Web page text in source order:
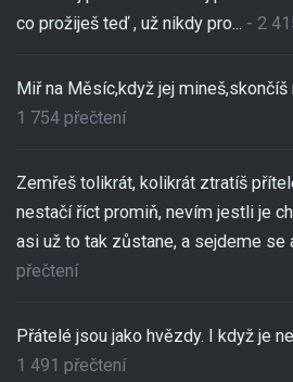
co prožiješ teď , už nikdy pro... - 2
Miř na Měsíc,když jej
1 754 přečtení
Zemřeš tolikrát, kolikrát ztratíš
nestačí říct promiň, nevím jestli je
asi už to tak zůstane, a sejdeme se
přečtení
Přátelé jsou jako hvězdy. I když je
1 491 přečtení